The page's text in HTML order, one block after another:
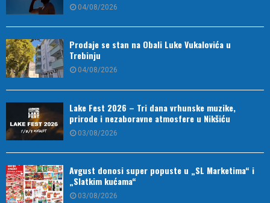
04/08/2026
Prodaje se stan na Obali Luke Vukalovića u
Trebinju
04/08/2026
Lake Fest 2026 – Tri dana vrhunske muzike,
prirode i nezaboravne atmosfere u Nikšiću
03/08/2026
Avgust donosi super popuste u „SL Marketima“ i
„Slatkim kućama“
03/08/2026